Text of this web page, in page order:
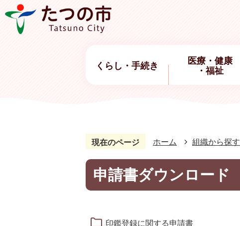
くらし・手続き
医療・健康
・福祉
現在のページ ホーム 組織から探す
申請書ダウンロード
印鑑登録に関する申請書